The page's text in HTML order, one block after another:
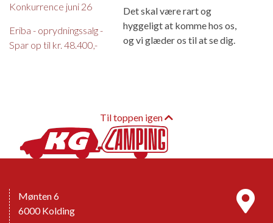
Konkurrence juni 26
Eriba - oprydningssalg -
Spar op til kr. 48.400,-
Det skal være rart og
hyggeligt at komme hos os,
og vi glæder os til at se dig.
Til toppen igen
Mønten 6
6000 Kolding